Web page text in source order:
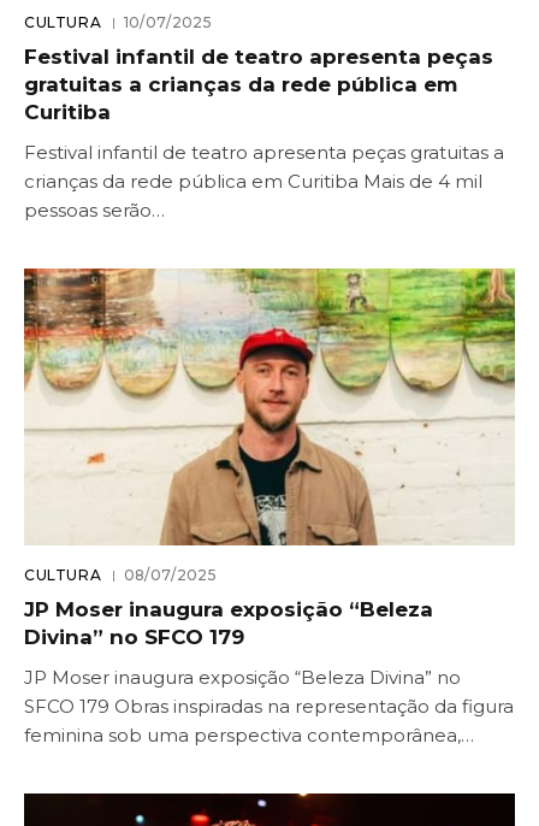
CULTURA 10/07/2025
Festival infantil de teatro apresenta peças
gratuitas a crianças da rede pública em
Curitiba
Festival infantil de teatro apresenta peças gratuitas a
crianças da rede pública em Curitiba Mais de 4 mil
pessoas serão…
CULTURA 08/07/2025
JP Moser inaugura exposição “Beleza
Divina” no SFCO 179
JP Moser inaugura exposição “Beleza Divina” no
SFCO 179 Obras inspiradas na representação da figura
feminina sob uma perspectiva contemporânea,…